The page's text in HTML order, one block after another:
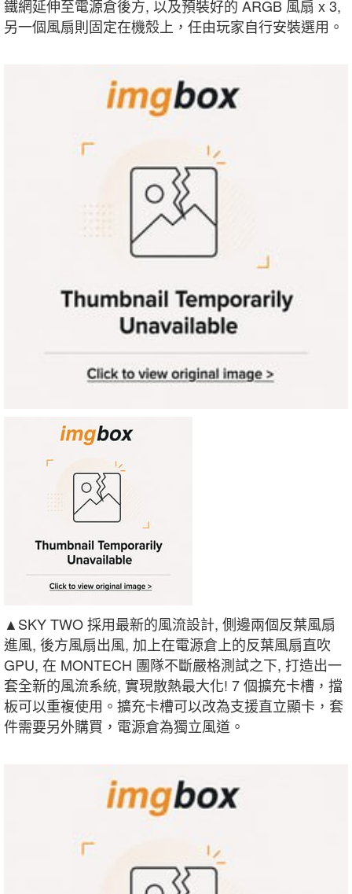
鐵網延伸至電源倉後方, 以及預裝好的 ARGB 風扇 x 3,
另一個風扇則固定在機殼上，任由玩家自行安裝選用。
▲SKY TWO 採用最新的風流設計, 側邊兩個反葉風扇
進風, 後方風扇出風, 加上在電源倉上的反葉風扇直吹
GPU, 在 MONTECH 團隊不斷嚴格測試之下, 打造出一
套全新的風流系統, 實現散熱最大化! 7 個擴充卡槽，擋
板可以重複使用。擴充卡槽可以改為支援直立顯卡，套
件需要另外購買，電源倉為獨立風道。